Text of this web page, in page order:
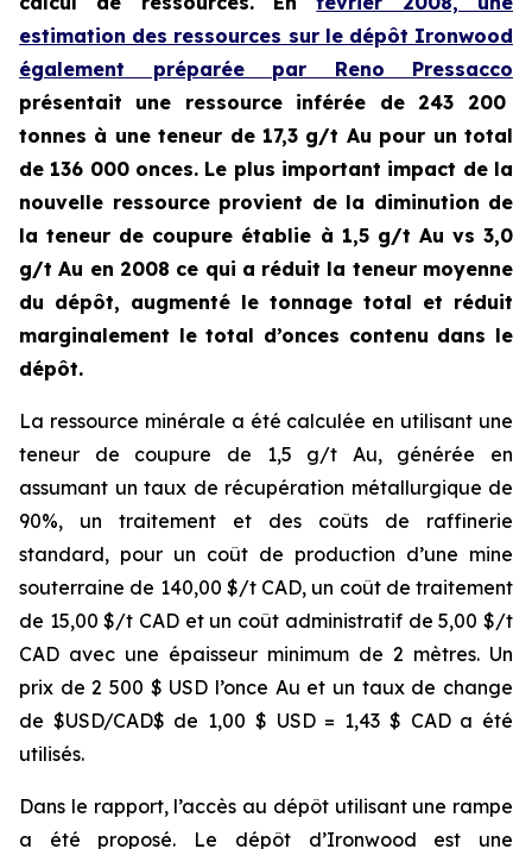
estimation des ressources sur le dépôt Ironwood
également préparée par Reno Pressacco
présentait une ressource inférée de 243 200
tonnes à une teneur de 17,3 g/t Au pour un total
de 136 000 onces. Le plus important impact de la
nouvelle ressource provient de la diminution de
la teneur de coupure établie à 1,5 g/t Au vs 3,0
g/t Au en 2008 ce qui a réduit la teneur moyenne
du dépôt, augmenté le tonnage total et réduit
marginalement le total d’onces contenu dans le
dépôt.
La ressource minérale a été calculée en utilisant une
teneur de coupure de 1,5 g/t Au, générée en
assumant un taux de récupération métallurgique de
90%, un traitement et des coûts de raffinerie
standard, pour un coût de production d’une mine
souterraine de 140,00 $/t CAD, un coût de traitement
de 15,00 $/t CAD et un coût administratif de 5,00 $/t
CAD avec une épaisseur minimum de 2 mètres. Un
prix de 2 500 $ USD l’once Au et un taux de change
de $USD/CAD$ de 1,00 $ USD = 1,43 $ CAD a été
utilisés.
Dans le rapport, l’accès au dépôt utilisant une rampe
a été proposé. Le dépôt d’Ironwood est une